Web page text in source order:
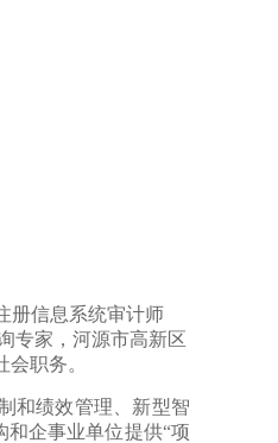
册信息系统审计师
专家，河源市高新区
职务。
和绩效管理、新型智
企事业单位提供“项